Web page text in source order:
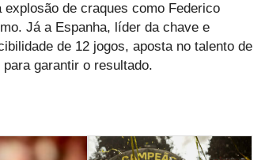
de craques como Federico
Já a Espanha, líder da chave e
de 12 jogos, aposta no talento de
garantir o resultado.